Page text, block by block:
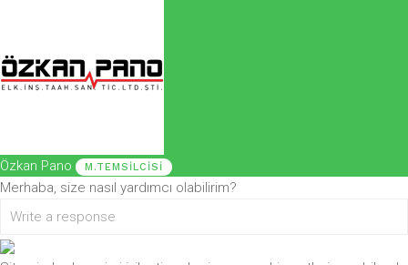
Özkan Pano M.TEMSILCISI
Merhaba, size nasıl yardımcı olabilirim?